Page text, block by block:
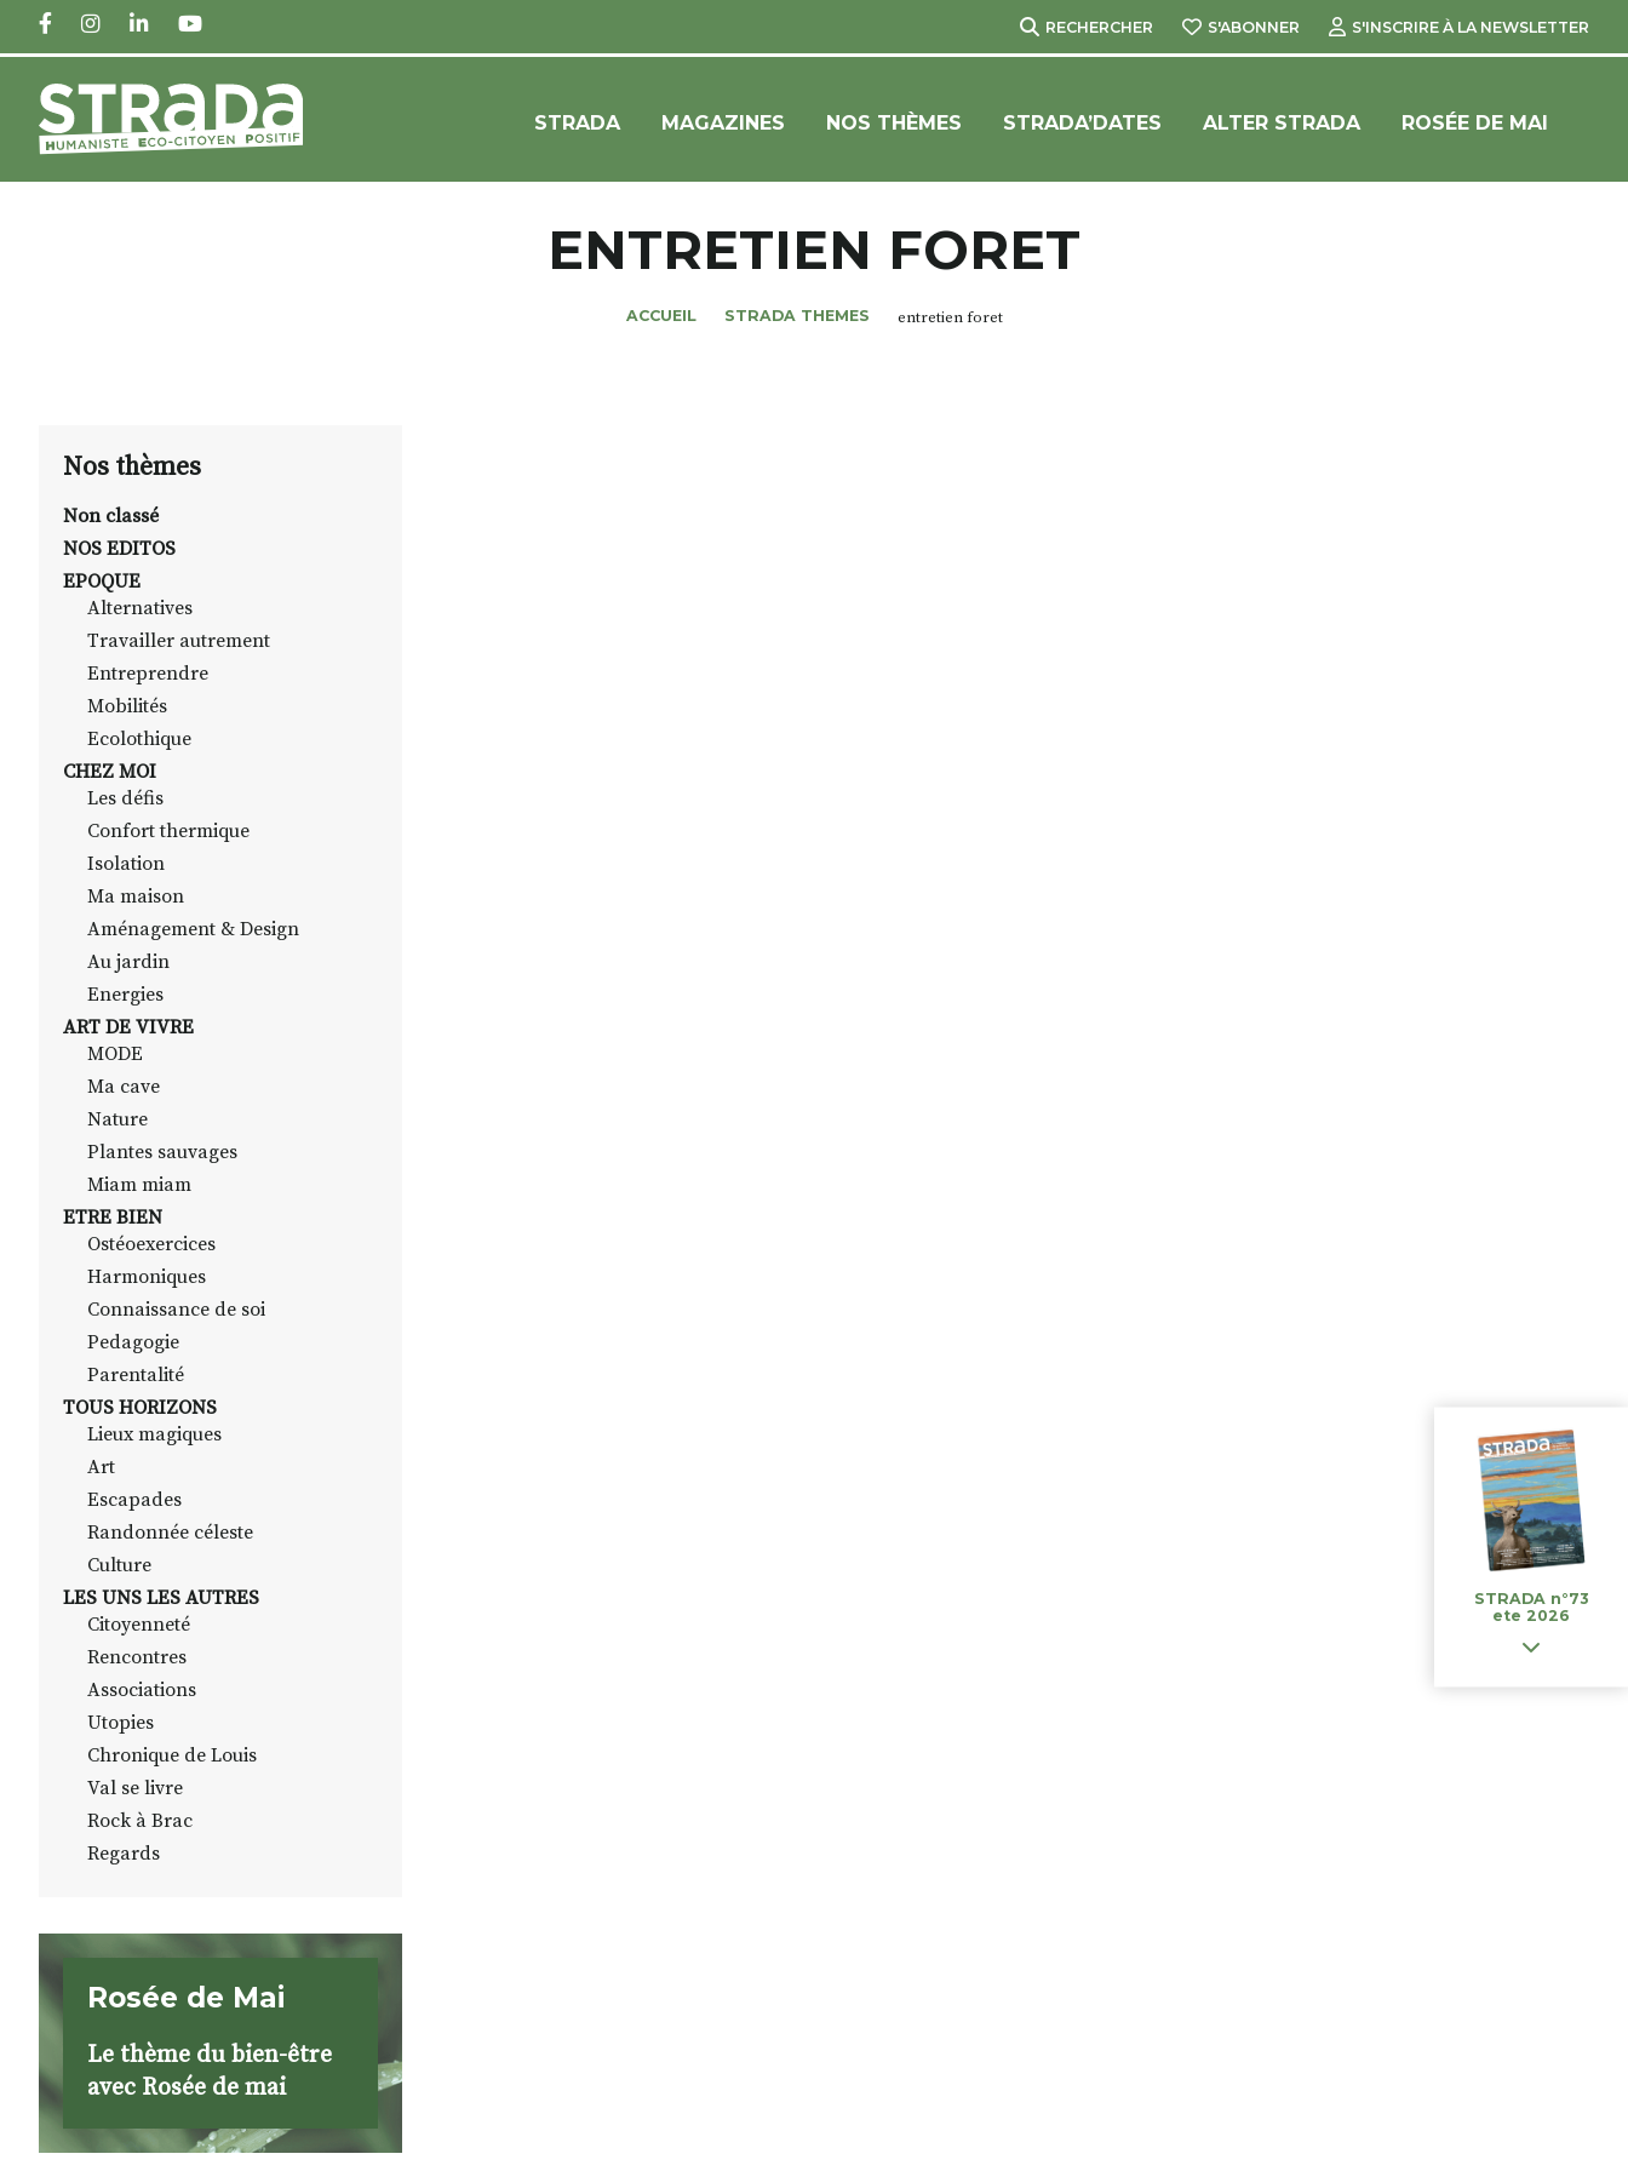
FACEBOOKINSTAGRAM
LINKEDINYOUTUBE RECHERCHER S'ABONNER S'INSCRIRE À LA NEWSLETTER
STRADA MAGAZINES NOS THÈMES STRADA’DATES ALTER STRADA ROSÉE DE MAI
ENTRETIEN FORET
ACCUEIL STRADA THEMES entretien foret
Nos thèmes
Non classé
NOS EDITOS
EPOQUE
Alternatives
Travailler autrement
Entreprendre
Mobilités
Ecolothique
CHEZ MOI
Les défis
Confort thermique
Isolation
Ma maison
Aménagement & Design
Au jardin
Energies
ART DE VIVRE
MODE
Ma cave
Nature
Plantes sauvages
Miam miam
ETRE BIEN
Ostéoexercices
Harmoniques
Connaissance de soi
Pedagogie
Parentalité
TOUS HORIZONS
Lieux magiques
Art
Escapades
Randonnée céleste
Culture
LES UNS LES AUTRES
Citoyenneté
Rencontres
Associations
Utopies
Chronique de Louis
Val se livre
Rock à Brac
Regards
Rosée de Mai
Le thème du bien-être
avec Rosée de mai
STRADA n°73
ete 2026